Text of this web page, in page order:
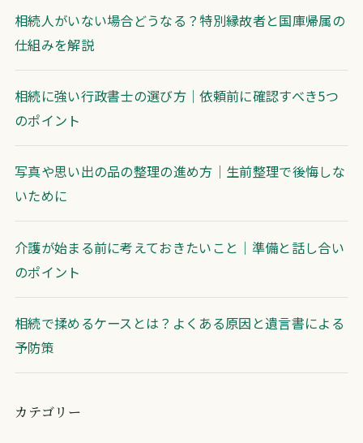
相続人がいない場合どうなる？特別縁故者と国庫帰属の
仕組みを解説
相続に強い行政書士の選び方｜依頼前に確認すべき5つ
のポイント
写真や思い出の品の整理の進め方｜生前整理で後悔しな
いために
介護が始まる前に考えておきたいこと｜準備と話し合い
のポイント
相続で揉めるケースとは？よくある原因と遺言書による
予防策
カテゴリー